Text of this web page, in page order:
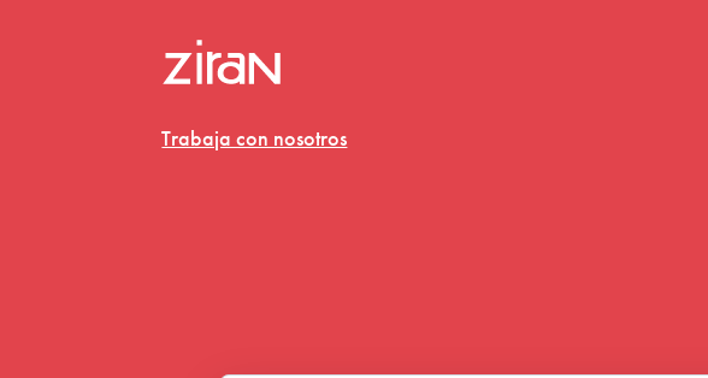
Trabaja con nosotros